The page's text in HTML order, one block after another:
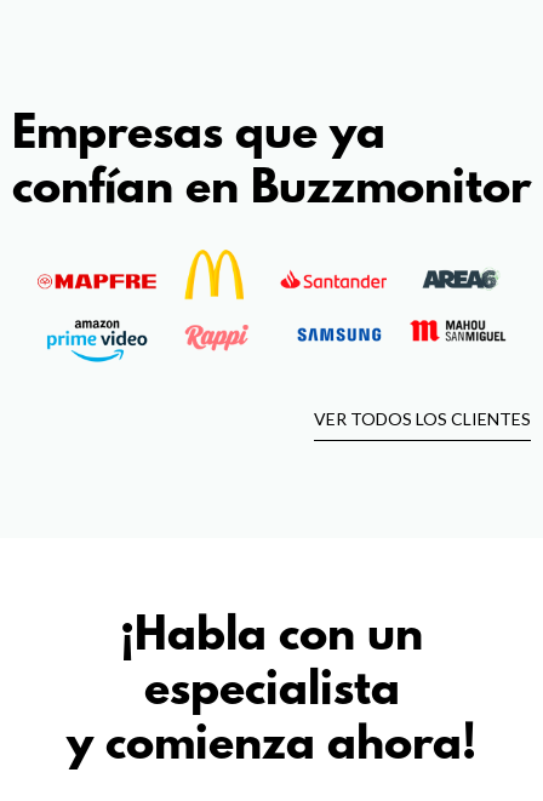
Empresas que ya
confían en Buzzmonitor
VER TODOS LOS CLIENTES
¡Habla con un
especialista
y comienza ahora!